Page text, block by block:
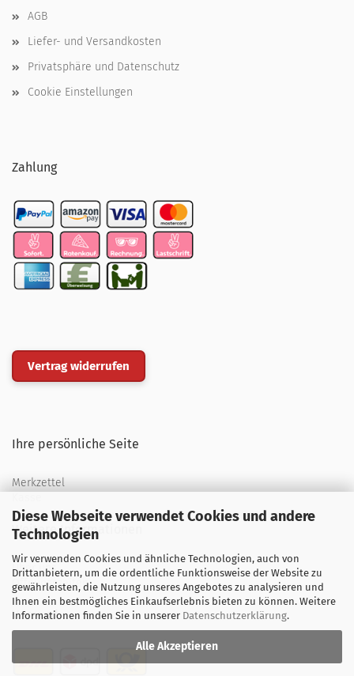
Diese Webseite verwendet Cookies und andere
Technologien
Wir verwenden Cookies und ähnliche Technologien, auch von
Drittanbietern, um die ordentliche Funktionsweise der Website zu
gewährleisten, die Nutzung unseres Angebotes zu analysieren und
Ihnen ein bestmögliches Einkaufserlebnis bieten zu können. Weitere
Informationen finden Sie in unserer Datenschutzerklärung.
Alle Akzeptieren
AGB
Liefer- und Versandkosten
Privatsphäre und Datenschutz
Cookie Einstellungen
Zahlung
Vertrag widerrufen
Ihre persönliche Seite
Merkzettel
Weitere Informationen
Über uns
Öffnungszeiten
Versand